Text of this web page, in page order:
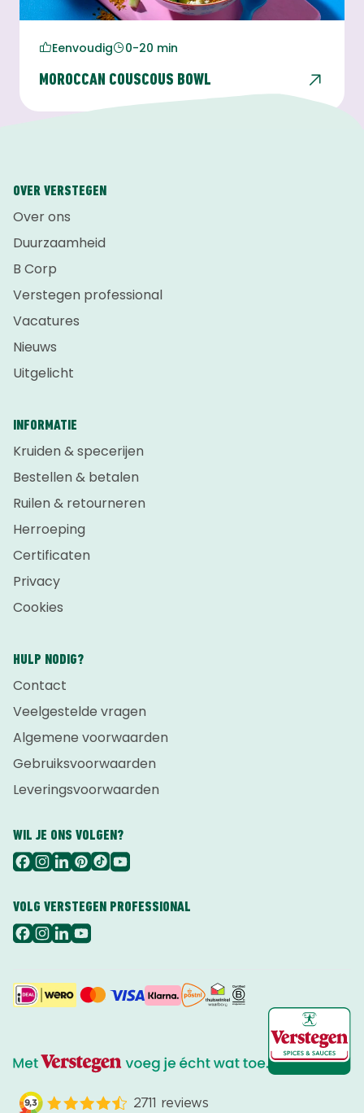
Eenvoudig
0-20 min
MOROCCAN COUSCOUS BOWL
OVER VERSTEGEN
Over ons
Duurzaamheid
B Corp
Verstegen professional
Vacatures
Nieuws
Uitgelicht
INFORMATIE
Kruiden & specerijen
Bestellen & betalen
Ruilen & retourneren
Herroeping
Certificaten
Privacy
Cookies
HULP NODIG?
Contact
Veelgestelde vragen
Algemene voorwaarden
Gebruiksvoorwaarden
Leveringsvoorwaarden
WIL JE ONS VOLGEN?
VOLG VERSTEGEN PROFESSIONAL